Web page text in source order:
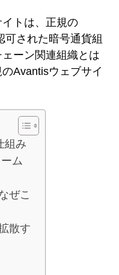
トは、正規の
可された暗号通貨組
ーン関連組織とは
Avantisウェブサイ
組み
ム
ぜこ
散す